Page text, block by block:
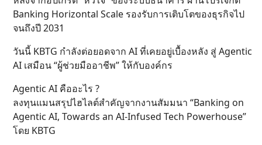
Banking Horizontal Scale รองรับการเติบโตของธุรกิจไป
จนถึงปี 2031
วันนี้ KBTG กำลังต่อยอดจาก AI ที่เคยอยู่เบื้องหลัง สู่ Agentic
AI เสมือน “ผู้ช่วยมืออาชีพ” ให้กับองค์กร
Agentic AI คืออะไร ?
ลงทุนแมนสรุปไฮไลต์สำคัญจากงานสัมมนา “Banking on
Agentic AI, Towards an AI-Infused Tech Powerhouse”
โดย KBTG